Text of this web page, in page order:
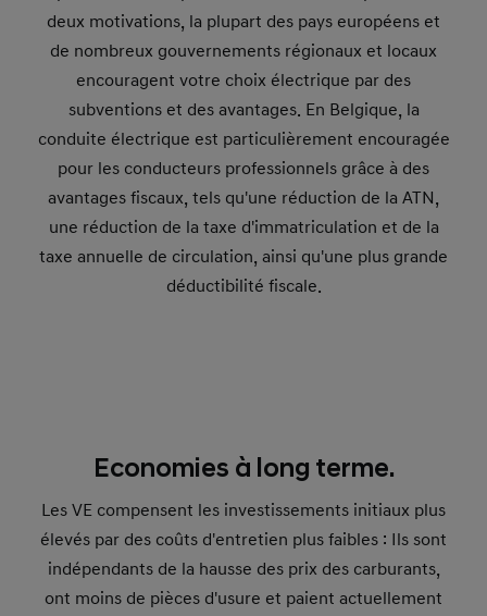
deux motivations, la plupart des pays européens et
de nombreux gouvernements régionaux et locaux
encouragent votre choix électrique par des
subventions et des avantages. En Belgique, la
conduite électrique est particulièrement encouragée
pour les conducteurs professionnels grâce à des
avantages fiscaux, tels qu'une réduction de la ATN,
une réduction de la taxe d'immatriculation et de la
taxe annuelle de circulation, ainsi qu'une plus grande
déductibilité fiscale.
Economies à long terme.
Les VE compensent les investissements initiaux plus
élevés par des coûts d'entretien plus faibles : Ils sont
indépendants de la hausse des prix des carburants,
ont moins de pièces d'usure et paient actuellement